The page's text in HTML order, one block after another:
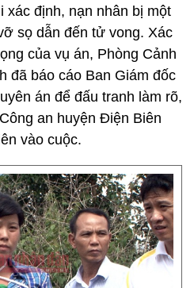
xác định, nạn nhân bị một
sọ dẫn đến tử vong. Xác
của vụ án, Phòng Cảnh
đã báo cáo Ban Giám đốc
án để đấu tranh làm rõ,
an huyện Điện Biên
vào cuộc.